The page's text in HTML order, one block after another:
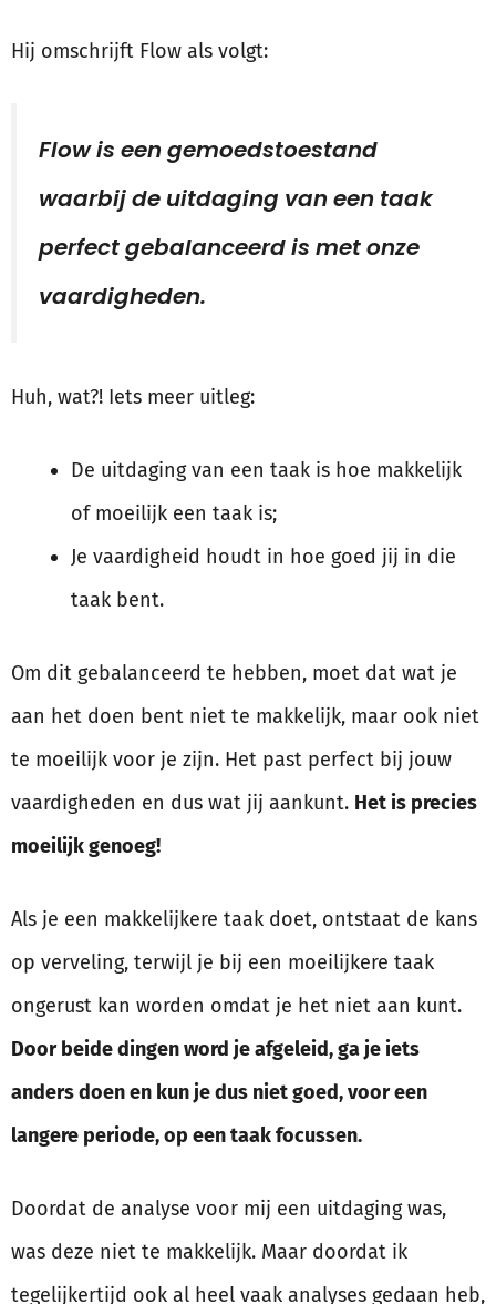
Hij omschrijft Flow als volgt:
Flow is een gemoedstoestand
waarbij de uitdaging van een taak
perfect gebalanceerd is met onze
vaardigheden.
Huh, wat?! Iets meer uitleg:
De uitdaging van een taak is hoe makkelijk
of moeilijk een taak is;
Je vaardigheid houdt in hoe goed jij in die
taak bent.
Om dit gebalanceerd te hebben, moet dat wat je
aan het doen bent niet te makkelijk, maar ook niet
te moeilijk voor je zijn. Het past perfect bij jouw
vaardigheden en dus wat jij aankunt. Het is precies
moeilijk genoeg!
Als je een makkelijkere taak doet, ontstaat de kans
op verveling, terwijl je bij een moeilijkere taak
ongerust kan worden omdat je het niet aan kunt.
Door beide dingen word je afgeleid, ga je iets
anders doen en kun je dus niet goed, voor een
langere periode, op een taak focussen.
Doordat de analyse voor mij een uitdaging was,
was deze niet te makkelijk. Maar doordat ik
tegelijkertijd ook al heel vaak analyses gedaan heb,